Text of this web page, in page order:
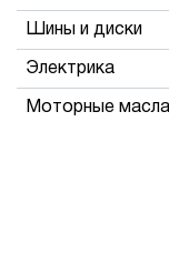
Шины и диски
Электрика
Моторные масла